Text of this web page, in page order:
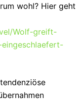
wohl? Hier geht
Wolf-greift-
eingeschlaefert-